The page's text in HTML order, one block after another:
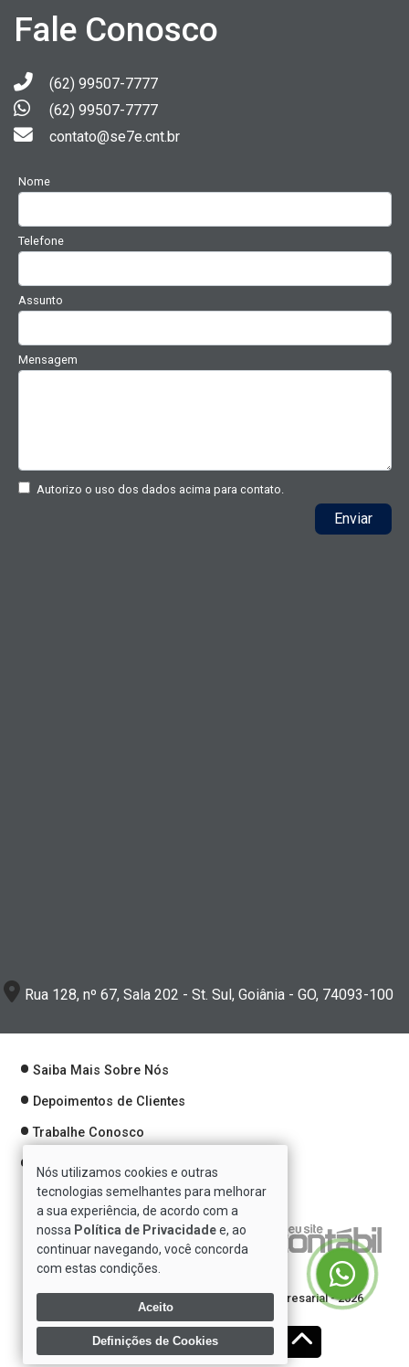
Fale Conosco
(62) 99507-7777
(62) 99507-7777
contato@se7e.cnt.br
Nome
Telefone
Assunto
Mensagem
Autorizo o uso dos dados acima para contato.
Enviar
Rua 128, nº 67, Sala 202 - St. Sul, Goiânia - GO, 74093-100
Saiba Mais Sobre Nós
Depoimentos de Clientes
Trabalhe Conosco
Política de Privacidade
Verificada por
Direitos reservados à Se7e Consultoria Empresarial - 2026
Nós utilizamos cookies e outras
tecnologias semelhantes para melhorar
a sua experiência, de acordo com a
nossa Política de Privacidadee, ao
continuar navegando, você concorda
com estas condições.
Aceito
Definições de Cookies